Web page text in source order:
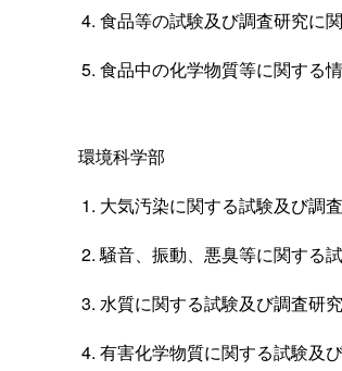
食品等の試験及び調査研究に関
食品中の化学物質等に関する
環境科学部
大気汚染に関する試験及び調
騒音、振動、悪臭等に関する
水質に関する試験及び調査研究
有害化学物質に関する試験及